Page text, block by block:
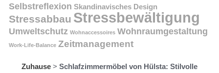
Selbstreflexion Skandinavisches Design
Stressabbau Stressbewältigung
Umweltschutz Wohnaccessoires Wohnraumgestaltung
Work-Life-Balance Zeitmanagement
Zuhause > Schlafzimmermöbel von Hülsta: Stilvolle